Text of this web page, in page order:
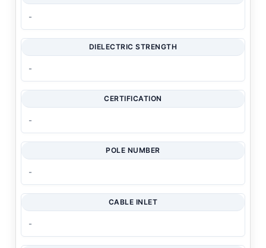
-
DIELECTRIC STRENGTH
-
CERTIFICATION
-
POLE NUMBER
-
CABLE INLET
-